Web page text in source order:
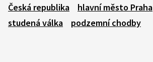
Česká republika
hlavní město Praha
studená válka
podzemní chodby